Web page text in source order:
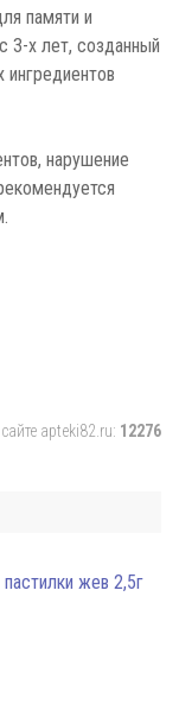
памяти и
3-х лет, созданный
ингредиентов
нарушение
apteki82.ru: 12276